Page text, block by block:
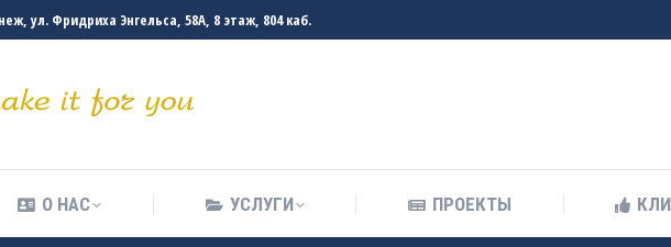
ул. Фридриха Энгельса, 58А, 8 этаж, 804 каб.
О НАС УСЛУГИ ПРОЕКТЫ
О НАС УСЛУГИ ПРОЕКТЫ